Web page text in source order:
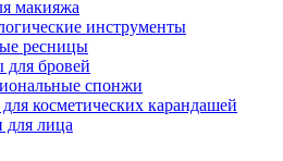
макияжа
инструменты
ресницы
бровей
спонжи
косметических карандашей
лица